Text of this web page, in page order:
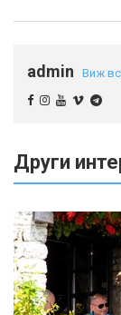
admin Виж
Други